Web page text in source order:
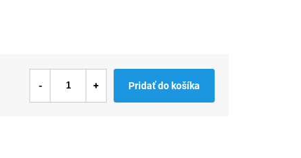
Pridať do košíka